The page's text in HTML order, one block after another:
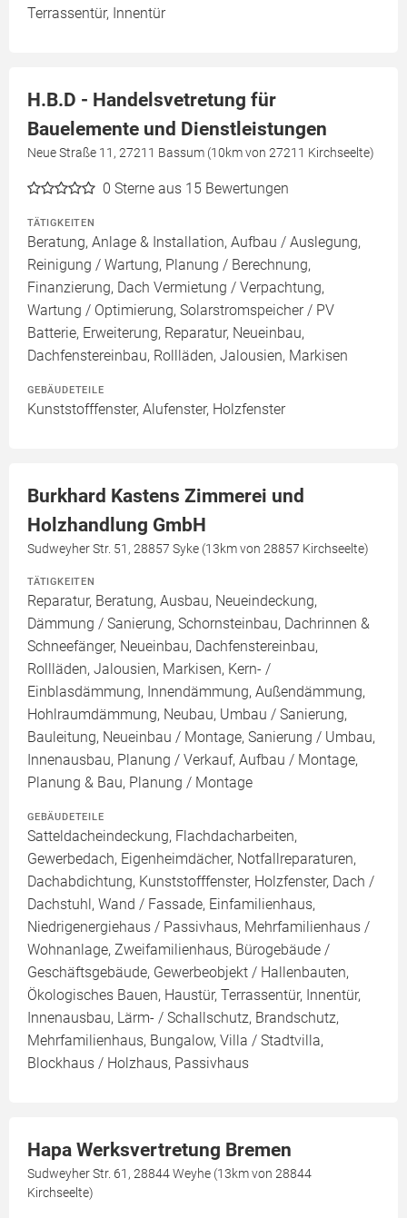
Terrassentür, Innentür
H.B.D - Handelsvetretung für
Bauelemente und Dienstleistungen
Neue Straße 11, 27211 Bassum (10km von 27211 Kirchseelte)
0 Sterne aus 15 Bewertungen
TÄTIGKEITEN
Beratung, Anlage & Installation, Aufbau / Auslegung,
Reinigung / Wartung, Planung / Berechnung,
Finanzierung, Dach Vermietung / Verpachtung,
Wartung / Optimierung, Solarstromspeicher / PV
Batterie, Erweiterung, Reparatur, Neueinbau,
Dachfenstereinbau, Rollläden, Jalousien, Markisen
GEBÄUDETEILE
Kunststofffenster, Alufenster, Holzfenster
Burkhard Kastens Zimmerei und
Holzhandlung GmbH
Sudweyher Str. 51, 28857 Syke (13km von 28857 Kirchseelte)
TÄTIGKEITEN
Reparatur, Beratung, Ausbau, Neueindeckung,
Dämmung / Sanierung, Schornsteinbau, Dachrinnen &
Schneefänger, Neueinbau, Dachfenstereinbau,
Rollläden, Jalousien, Markisen, Kern- /
Einblasdämmung, Innendämmung, Außendämmung,
Hohlraumdämmung, Neubau, Umbau / Sanierung,
Bauleitung, Neueinbau / Montage, Sanierung / Umbau,
Innenausbau, Planung / Verkauf, Aufbau / Montage,
Planung & Bau, Planung / Montage
GEBÄUDETEILE
Satteldacheindeckung, Flachdacharbeiten,
Gewerbedach, Eigenheimdächer, Notfallreparaturen,
Dachabdichtung, Kunststofffenster, Holzfenster, Dach /
Dachstuhl, Wand / Fassade, Einfamilienhaus,
Niedrigenergiehaus / Passivhaus, Mehrfamilienhaus /
Wohnanlage, Zweifamilienhaus, Bürogebäude /
Geschäftsgebäude, Gewerbeobjekt / Hallenbauten,
Ökologisches Bauen, Haustür, Terrassentür, Innentür,
Innenausbau, Lärm- / Schallschutz, Brandschutz,
Mehrfamilienhaus, Bungalow, Villa / Stadtvilla,
Blockhaus / Holzhaus, Passivhaus
Hapa Werksvertretung Bremen
Sudweyher Str. 61, 28844 Weyhe (13km von 28844
Kirchseelte)